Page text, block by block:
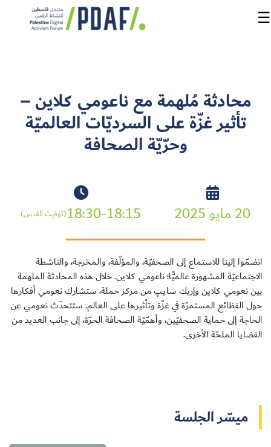
فعاليات
المنتدى
ومتحدثون
سابقة
سجل الآن
☰
محادثة مُلهمة مع ناعومي كلاين –
تأثير غزّة على السرديّات العالميّة
وحرّيّة الصحافة
20 مايو 2025 18:30-18:15(توقيت القدس)
انضمّوا إلينا للاستماع إلى الصحفيّة، والمؤلّفة، والمخرجة، والناشطة
الاجتماعيّة المشهورة عالميًّا؛ ناعومي كلاين. خلال هذه المحادثة الملهمة
بين نعومي كلاين وإريك سايـﭗ من مركز حملة، ستشارك نعومي أفكارها
حول الفظائع المستمرّة في غزّة وتأثيرها على العالم. ستتحدّث نعومي عن
الحاجة إلى حماية الصحفيّين، وأهمّيّة الصحافة الحرّة، إلى جانب العديد من
القضايا الملحّة الأخرى.
ميسّر الجلسة